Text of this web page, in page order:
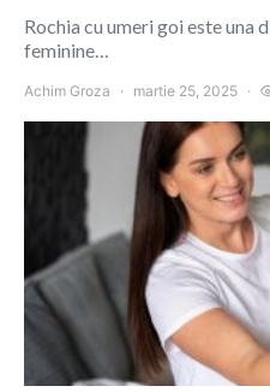
Rochia cu umeri goi este una
feminine…
Achim Groza martie 25, 2025